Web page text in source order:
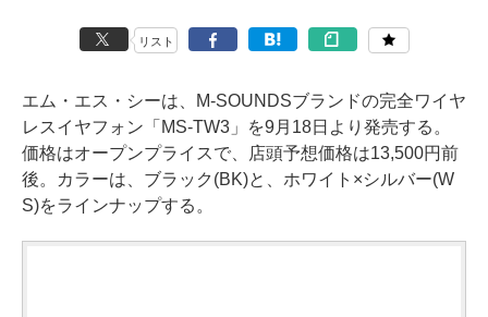
リスト
エム・エス・シーは、M-SOUNDSブランドの完全ワイヤ
レスイヤフォン「MS-TW3」を9月18日より発売する。
価格はオープンプライスで、店頭予想価格は13,500円前
後。カラーは、ブラック(BK)と、ホワイト×シルバー(W
S)をラインナップする。